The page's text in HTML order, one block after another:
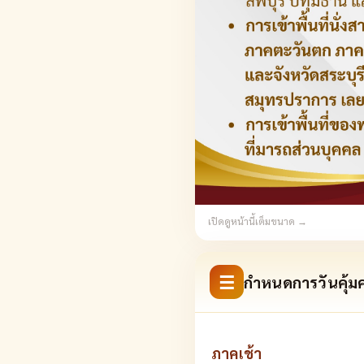
เปิดดูหน้านี้เต็มขนาด →
☰ กำหนดการวันคุ้ม
ภาคเช้า